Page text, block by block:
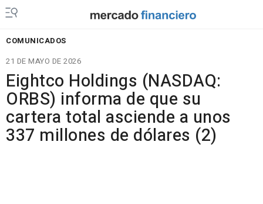
COMUNICADOS
21 DE MAYO DE 2026
Eightco Holdings (NASDAQ:
ORBS) informa de que su
cartera total asciende a unos
337 millones de dólares (2)